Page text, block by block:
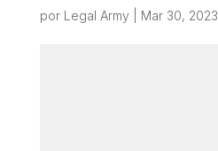
por Legal Army Mar 30, 2023